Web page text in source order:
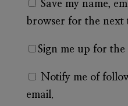
Save my name,
browser for the next
Sign me up for the
Notify me of
email.